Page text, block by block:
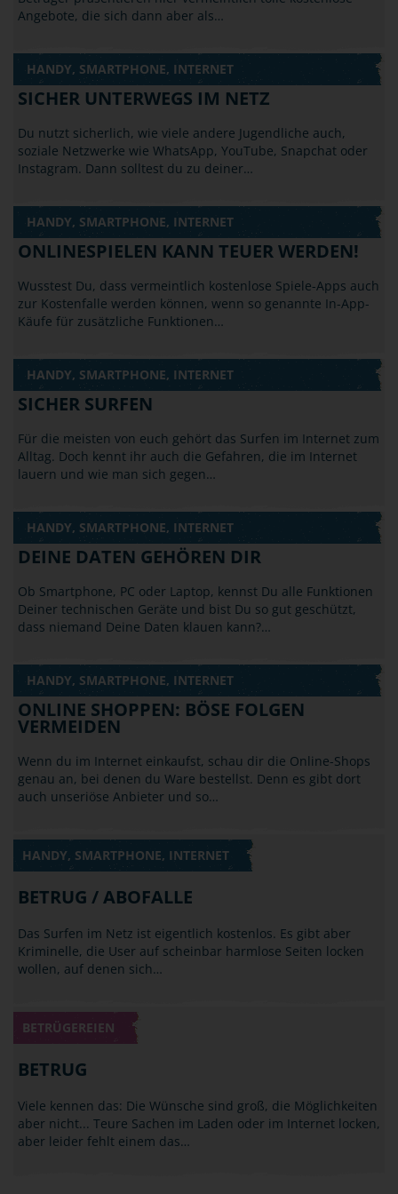
Angebote, die sich dann aber als…
HANDY, SMARTPHONE, INTERNET
SICHER UNTERWEGS IM NETZ
Du nutzt sicherlich, wie viele andere Jugendliche auch,
soziale Netzwerke wie WhatsApp, YouTube, Snapchat oder
Instagram. Dann solltest du zu deiner…
HANDY, SMARTPHONE, INTERNET
ONLINESPIELEN KANN TEUER WERDEN!
Wusstest Du, dass vermeintlich kostenlose Spiele-Apps auch
zur Kostenfalle werden können, wenn so genannte In-App-
Käufe für zusätzliche Funktionen…
HANDY, SMARTPHONE, INTERNET
SICHER SURFEN
Für die meisten von euch gehört das Surfen im Internet zum
Alltag. Doch kennt ihr auch die Gefahren, die im Internet
lauern und wie man sich gegen…
HANDY, SMARTPHONE, INTERNET
DEINE DATEN GEHÖREN DIR
Ob Smartphone, PC oder Laptop, kennst Du alle Funktionen
Deiner technischen Geräte und bist Du so gut geschützt,
dass niemand Deine Daten klauen kann?…
HANDY, SMARTPHONE, INTERNET
ONLINE SHOPPEN: BÖSE FOLGEN
VERMEIDEN
Wenn du im Internet einkaufst, schau dir die Online-Shops
genau an, bei denen du Ware bestellst. Denn es gibt dort
auch unseriöse Anbieter und so…
HANDY, SMARTPHONE, INTERNET
BETRUG / ABOFALLE
Das Surfen im Netz ist eigentlich kostenlos. Es gibt aber
Kriminelle, die User auf scheinbar harmlose Seiten locken
wollen, auf denen sich…
BETRÜGEREIEN
BETRUG
Viele kennen das: Die Wünsche sind groß, die Möglichkeiten
aber nicht... Teure Sachen im Laden oder im Internet locken,
aber leider fehlt einem das…